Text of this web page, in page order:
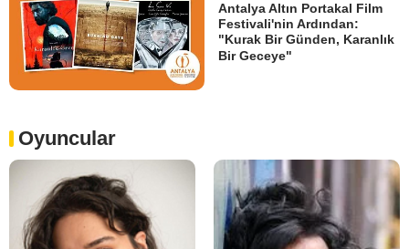
Antalya Altın Portakal Film
Festivali'nin Ardından:
"Kurak Bir Günden, Karanlık
Bir Geceye"
Oyuncular